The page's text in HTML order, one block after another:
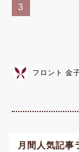
3
フロント 金
月間人気記事